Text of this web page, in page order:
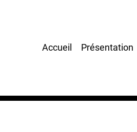
Main
Accueil Présentation